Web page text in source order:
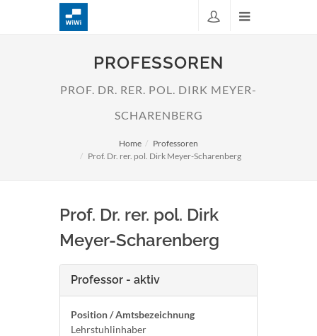
PROFESSOREN
PROF. DR. RER. POL. DIRK MEYER-
SCHARENBERG
Home
Professoren
Prof. Dr. rer. pol. Dirk Meyer-Scharenberg
Prof. Dr. rer. pol. Dirk
Meyer-Scharenberg
Professor - aktiv
Position / Amtsbezeichnung
Lehrstuhlinhaber